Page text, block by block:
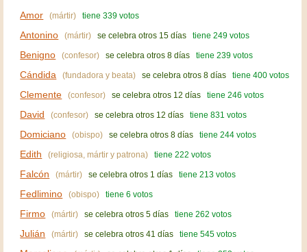
Amor (mártir) tiene 339 votos
Antonino (mártir) se celebra otros 15 días tiene 249 votos
Benigno (confesor) se celebra otros 8 días tiene 239 votos
Cándida (fundadora y beata) se celebra otros 8 días tiene 400 votos
Clemente (confesor) se celebra otros 12 días tiene 246 votos
David (confesor) se celebra otros 12 días tiene 831 votos
Domiciano (obispo) se celebra otros 8 días tiene 244 votos
Edith (religiosa, mártir y patrona) tiene 222 votos
Falcón (mártir) se celebra otros 1 días tiene 213 votos
Fedlimino (obispo) tiene 6 votos
Firmo (mártir) se celebra otros 5 días tiene 262 votos
Julián (mártir) se celebra otros 41 días tiene 545 votos